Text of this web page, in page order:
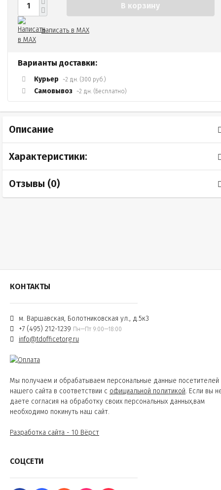
В корзину
Написать в MAX
Варианты доставки:
Курьер ~2 дн. (300 руб.)
Самовывоз ~2 дн. (Бесплатно)
Описание
Характеристики:
Отзывы (0)
КОНТАКТЫ
м. Варшавская, Болотниковская ул., д.5к3
+7 (495) 212-1239 Пн—Пт 9:00—18:00
info@tdofficetorg.ru
Мы получаем и обрабатываем персональные данные посетителей
нашего сайта в соответствии с официальной политикой. Если вы
даете согласия на обработку своих персональных данных,вам
необходимо покинуть наш сайт.
Разработка сайта - 10 Вёрст
СОЦСЕТИ